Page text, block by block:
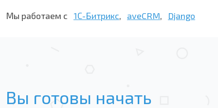
Мы работаем с 1С-Битрикс, aveCRM, Django
Вы готовы начать